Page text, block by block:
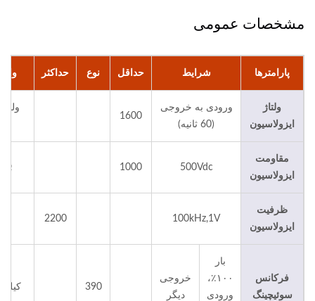
مشخصات عمومی
پارامترها شرایط حداقل نوع حداکثر
ولتاژ
ایزولاسیون
ورودی به خروجی
(60 ثانیه)
1600
مقاومت
ایزولاسیون
500Vdc
1000
ظرفیت
ایزولاسیون
100kHz,1V
2200
فرکانس
سوئیچینگ
بار
۱۰۰٪،
ورودی
خروجی
دیگر
390